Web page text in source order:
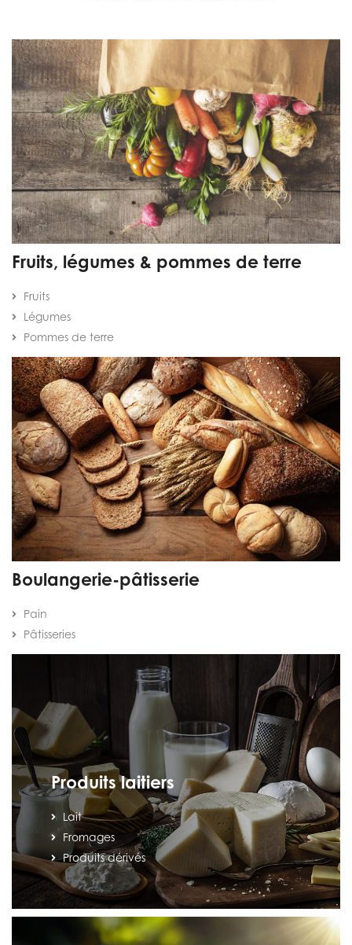
Fruits, légumes & pommes de terre
Fruits
Légumes
Pommes de terre
Boulangerie-pâtisserie
Pain
Pâtisseries
Produits laitiers
Lait
Fromages
Produits dérivés